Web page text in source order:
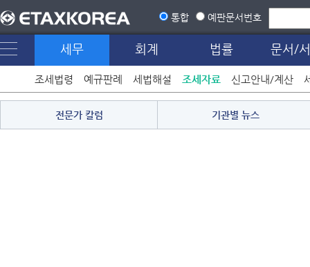
통합 예판문서번호
세무 회계 법률 문서/
조세법령 예규판례 세법해설 조세자료 신고안내/계산
전문가 칼럼 기관별 뉴스